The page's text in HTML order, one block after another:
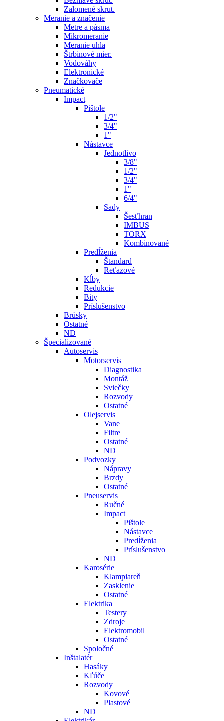
Zalomené skrut.
Meranie a značenie
Metre a pásma
Mikromeranie
Meranie uhla
Štrbinové mier.
Vodováhy
Elektronické
Značkovače
Pneumatické
Impact
Pištole
1/2"
3/4"
1"
Nástavce
Jednotlivo
3/8"
1/2"
3/4"
1"
6/4"
Sady
Šesťhran
IMBUS
TORX
Kombinované
Predĺženia
Štandard
Reťazové
Kĺby
Redukcie
Bity
Príslušenstvo
Brúsky
Ostatné
ND
Špecializované
Autoservis
Motorservis
Diagnostika
Montáž
Sviečky
Rozvody
Ostatné
Olejservis
Vane
Filtre
Ostatné
ND
Podvozky
Nápravy
Brzdy
Ostatné
Pneuservis
Ručné
Impact
Pištole
Nástavce
Predĺženia
Príslušenstvo
ND
Karosérie
Klampiareň
Zasklenie
Ostatné
Elektrika
Testery
Zdroje
Elektromobil
Ostatné
Spoločné
Inštalatér
Hasáky
Kľúče
Rozvody
Kovové
Plastové
ND